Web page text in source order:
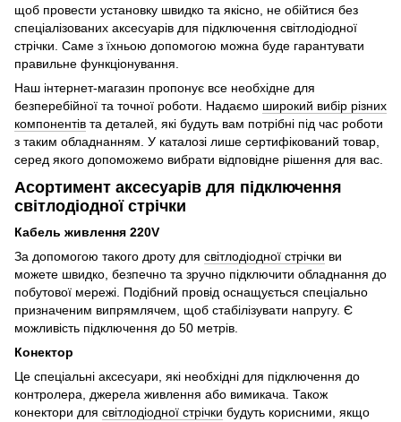
щоб провести установку швидко та якісно, не обійтися без
спеціалізованих аксесуарів для підключення світлодіодної
стрічки. Саме з їхньою допомогою можна буде гарантувати
правильне функціонування.
Наш інтернет-магазин пропонує все необхідне для
безперебійної та точної роботи. Надаємо широкий вибір різних
компонентів та деталей, які будуть вам потрібні під час роботи
з таким обладнанням. У каталозі лише сертифікований товар,
серед якого допоможемо вибрати відповідне рішення для вас.
Асортимент аксесуарів для підключення
світлодіодної стрічки
Кабель живлення 220V
За допомогою такого дроту для світлодіодної стрічки ви
можете швидко, безпечно та зручно підключити обладнання до
побутової мережі. Подібний провід оснащується спеціально
призначеним випрямлячем, щоб стабілізувати напругу. Є
можливість підключення до 50 метрів.
Конектор
Це спеціальні аксесуари, які необхідні для підключення до
контролера, джерела живлення або вимикача. Також
конектори для світлодіодної стрічки будуть корисними, якщо